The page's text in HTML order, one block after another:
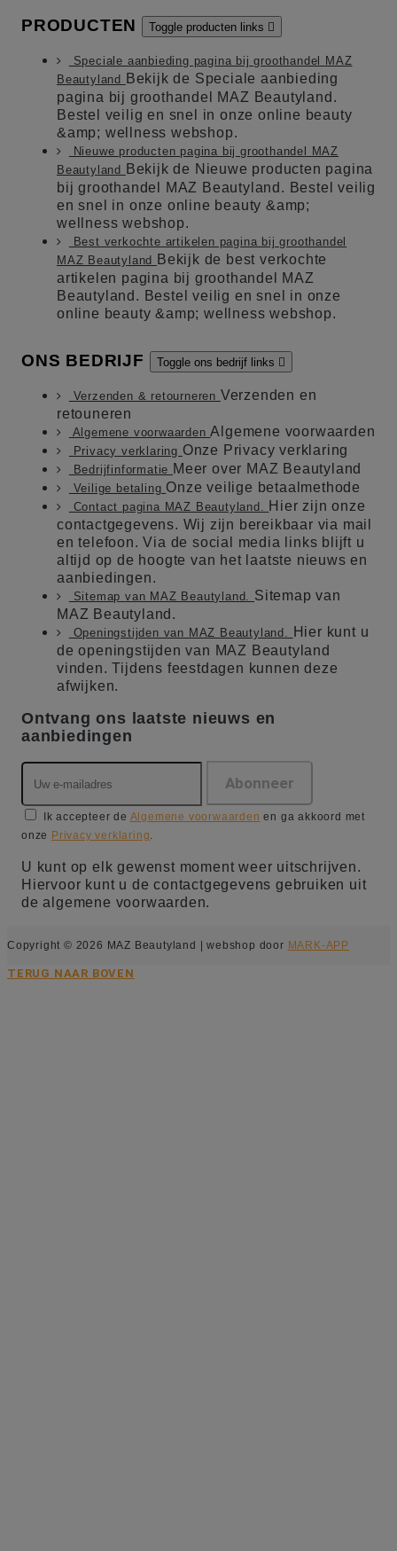
PRODUCTEN Toggle producten links 
Speciale aanbieding pagina bij groothandel MAZ
Beautyland
Bekijk de Speciale aanbieding
pagina bij groothandel MAZ Beautyland.
Bestel veilig en snel in onze online beauty
&amp; wellness webshop.
Nieuwe producten pagina bij groothandel MAZ
Beautyland
Bekijk de Nieuwe producten pagina
bij groothandel MAZ Beautyland. Bestel veilig
en snel in onze online beauty &amp;
wellness webshop.
Best verkochte artikelen pagina bij groothandel
MAZ Beautyland
Bekijk de best verkochte
artikelen pagina bij groothandel MAZ
Beautyland. Bestel veilig en snel in onze
online beauty &amp; wellness webshop.
ONS BEDRIJF Toggle ons bedrijf links 
Verzenden & retourneren Verzenden en
retouneren
Algemene voorwaardenAlgemene voorwaarden
Privacy verklaring Onze Privacy verklaring
Bedrijfinformatie Meer over MAZ Beautyland
Veilige betaling Onze veilige betaalmethode
Contact pagina MAZ Beautyland.
Hier zijn onze
contactgegevens. Wij zijn bereikbaar via mail
en telefoon. Via de social media links blijft u
altijd op de hoogte van het laatste nieuws en
aanbiedingen.
Sitemap van MAZ Beautyland. Sitemap van
MAZ Beautyland.
Openingstijden van MAZ Beautyland.
Hier kunt u
de openingstijden van MAZ Beautyland
vinden. Tijdens feestdagen kunnen deze
afwijken.
Ontvang ons laatste nieuws en
aanbiedingen
Ik accepteer de Algemene voorwaarden en ga akkoord met
onze Privacy verklaring.
U kunt op elk gewenst moment weer uitschrijven.
Hiervoor kunt u de contactgegevens gebruiken uit
de algemene voorwaarden.
Copyright © 2026 MAZ Beautyland | webshop door MARK-APP
TERUG NAAR BOVEN